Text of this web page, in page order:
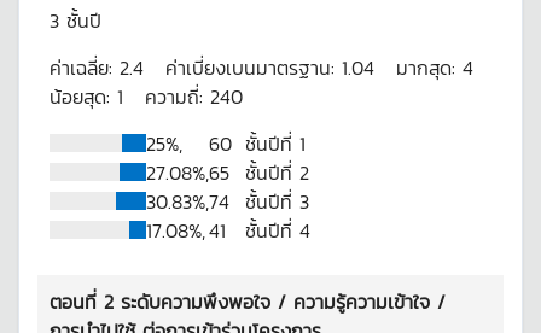
3 ชั้นปี
ค่าเฉลี่ย: 2.4 ค่าเบี่ยงเบนมาตรฐาน: 1.04 มากสุด: 4
น้อยสุด: 1 ความถี่: 240
25%,
60 ชั้นปีที่ 1
27.08%,65 ชั้นปีที่ 2
30.83%,74 ชั้นปีที่ 3
17.08%,41 ชั้นปีที่ 4
ตอนที่ 2 ระดับความพึงพอใจ / ความรู้ความเข้าใจ /